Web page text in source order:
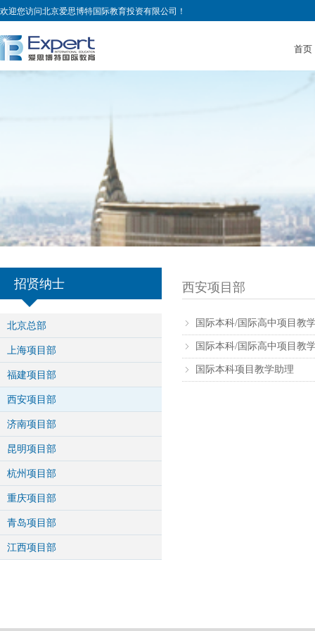
欢迎您访问北京爱思博特国际教育投资有限公司！
首页
西安项目部
ꁇ 国际本科/国际高中项目教
ꁇ 国际本科/国际高中项目教
ꁇ 国际本科项目教学助理
招贤纳士
北京总部
上海项目部
福建项目部
西安项目部
济南项目部
昆明项目部
杭州项目部
重庆项目部
青岛项目部
江西项目部